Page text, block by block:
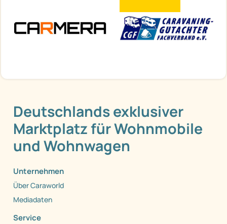
Deutschlands exklusiver
Marktplatz für Wohnmobile
und Wohnwagen
Unternehmen
Über Caraworld
Mediadaten
Service